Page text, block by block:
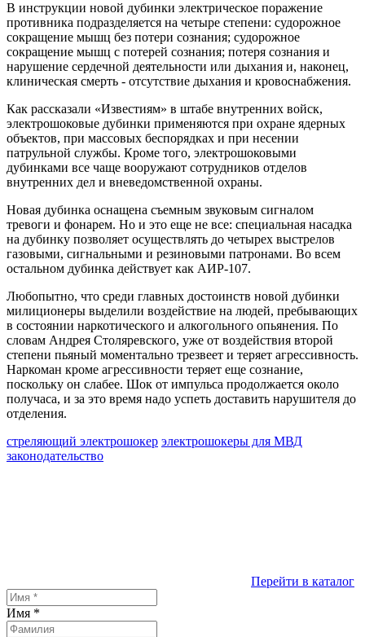
В инструкции новой дубинки электрическое поражение
противника подразделяется на четыре степени: судорожное
сокращение мышц без потери сознания; судорожное
сокращение мышц с потерей сознания; потеря сознания и
нарушение сердечной деятельности или дыхания и, наконец,
клиническая смерть - отсутствие дыхания и кровоснабжения.
Как рассказали «Известиям» в штабе внутренних войск,
электрошоковые дубинки применяются при охране ядерных
объектов, при массовых беспорядках и при несении
патрульной службы. Кроме того, электрошоковыми
дубинками все чаще вооружают сотрудников отделов
внутренних дел и вневедомственной охраны.
Новая дубинка оснащена съемным звуковым сигналом
тревоги и фонарем. Но и это еще не все: специальная насадка
на дубинку позволяет осуществлять до четырех выстрелов
газовыми, сигнальными и резиновыми патронами. Во всем
остальном дубинка действует как АИР-107.
Любопытно, что среди главных достоинств новой дубинки
милиционеры выделили воздействие на людей, пребывающих
в состоянии наркотического и алкогольного опьянения. По
словам Андрея Столяревского, уже от воздействия второй
степени пьяный моментально трезвеет и теряет агрессивность.
Наркоман кроме агрессивности теряет еще сознание,
поскольку он слабее. Шок от импульса продолжается около
получаса, и за это время надо успеть доставить нарушителя до
отделения.
стреляющий электрошокер электрошокеры для МВД
законодательство
Перейти в каталог
Имя *